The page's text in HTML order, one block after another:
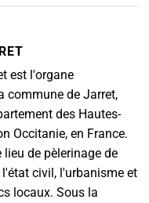
est l'organe
commune de Jarret,
des Hautes-
Occitanie, en France.
lieu de pèlerinage de
l'état civil, l'urbanisme et
locaux. Sous la